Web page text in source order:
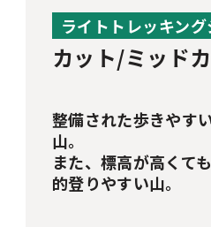
ライトトレッキン
カット/ミッド
整備された歩きやす
山。
また、標高が高くて
的登りやすい山。